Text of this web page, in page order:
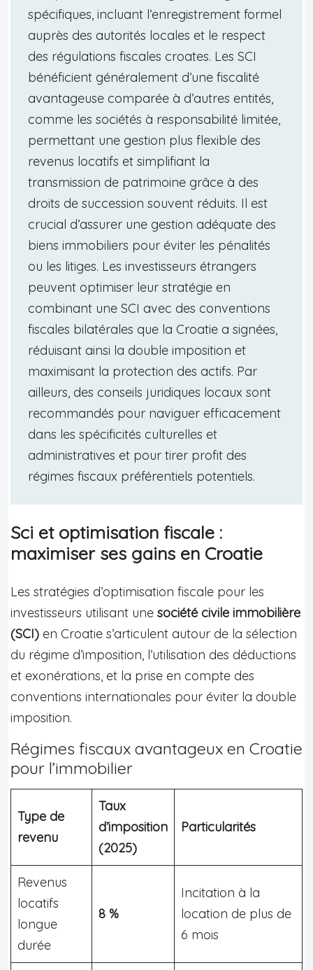
spécifiques, incluant l’enregistrement formel
auprès des autorités locales et le respect
des régulations fiscales croates. Les SCI
bénéficient généralement d’une fiscalité
avantageuse comparée à d’autres entités,
comme les sociétés à responsabilité limitée,
permettant une gestion plus flexible des
revenus locatifs et simplifiant la
transmission de patrimoine grâce à des
droits de succession souvent réduits. Il est
crucial d’assurer une gestion adéquate des
biens immobiliers pour éviter les pénalités
ou les litiges. Les investisseurs étrangers
peuvent optimiser leur stratégie en
combinant une SCI avec des conventions
fiscales bilatérales que la Croatie a signées,
réduisant ainsi la double imposition et
maximisant la protection des actifs. Par
ailleurs, des conseils juridiques locaux sont
recommandés pour naviguer efficacement
dans les spécificités culturelles et
administratives et pour tirer profit des
régimes fiscaux préférentiels potentiels.
Sci et optimisation fiscale :
maximiser ses gains en Croatie
Les stratégies d’optimisation fiscale pour les
investisseurs utilisant une société civile immobilière
(SCI) en Croatie s’articulent autour de la sélection
du régime d’imposition, l’utilisation des déductions
et exonérations, et la prise en compte des
conventions internationales pour éviter la double
imposition.
Régimes fiscaux avantageux en Croatie
pour l’immobilier
Type de
revenu
Taux
d’imposition
(2025)
Particularités
Revenus
locatifs
longue
durée
8 %
Incitation à la
location de plus de
6 mois